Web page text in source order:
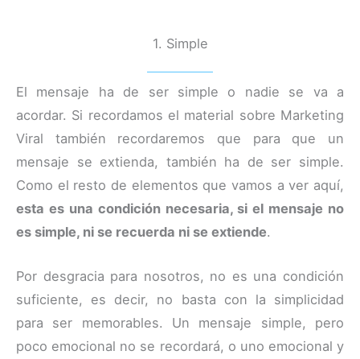
1. Simple
El mensaje ha de ser simple o nadie se va a
acordar. Si recordamos el material sobre Marketing
Viral también recordaremos que para que un
mensaje se extienda, también ha de ser simple.
Como el resto de elementos que vamos a ver aquí,
esta es una condición necesaria, si el mensaje no
es simple, ni se recuerda ni se extiende.
Por desgracia para nosotros, no es una condición
suficiente, es decir, no basta con la simplicidad
para ser memorables. Un mensaje simple, pero
poco emocional no se recordará, o uno emocional y